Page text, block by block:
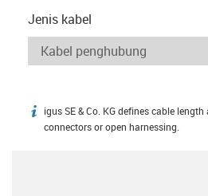
Jenis kabel
igus-icon-info
igus SE & Co. KG defines cable
connectors or open harnessing.